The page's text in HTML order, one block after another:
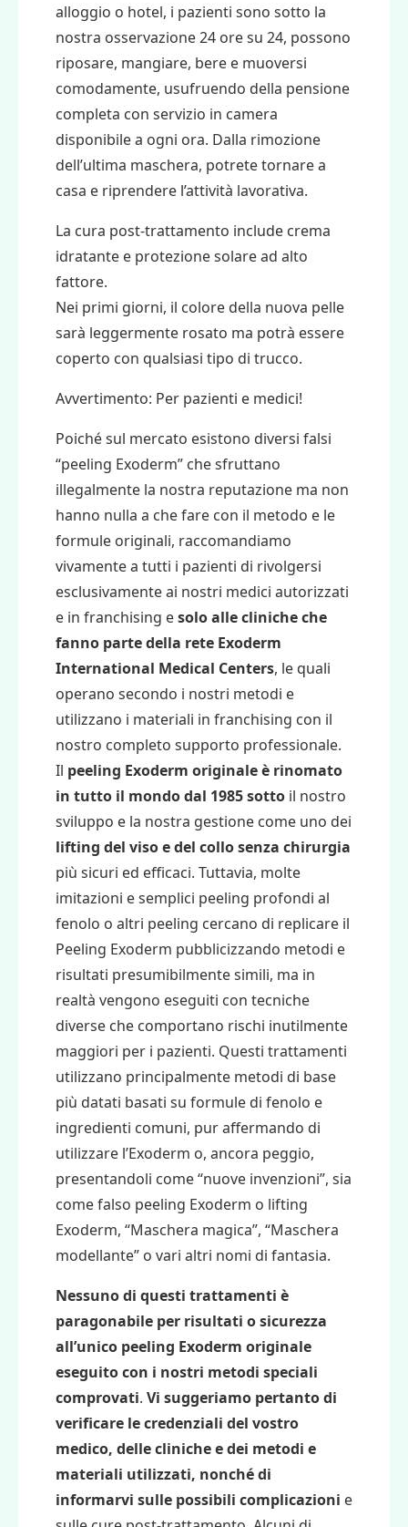
alloggio o hotel, i pazienti sono sotto la
nostra osservazione 24 ore su 24, possono
riposare, mangiare, bere e muoversi
comodamente, usufruendo della pensione
completa con servizio in camera
disponibile a ogni ora. Dalla rimozione
dell’ultima maschera, potrete tornare a
casa e riprendere l’attività lavorativa.
La cura post-trattamento include crema
idratante e protezione solare ad alto
fattore.
Nei primi giorni, il colore della nuova pelle
sarà leggermente rosato ma potrà essere
coperto con qualsiasi tipo di trucco.
Avvertimento: Per pazienti e medici!
Poiché sul mercato esistono diversi falsi
“peeling Exoderm” che sfruttano
illegalmente la nostra reputazione ma non
hanno nulla a che fare con il metodo e le
formule originali, raccomandiamo
vivamente a tutti i pazienti di rivolgersi
esclusivamente ai nostri medici autorizzati
e in franchising esolo alle cliniche che
fanno parte della rete Exoderm
International Medical Centers, le quali
operano secondo i nostri metodi e
utilizzano i materiali in franchising con il
nostro completo supporto professionale.
Il peeling Exoderm originale è rinomato
in tutto il mondo dal 1985 sottoil nostro
sviluppo e la nostra gestione come uno dei
lifting del viso e del collo senza chirurgia
più sicuri ed efficaci. Tuttavia, molte
imitazioni e semplici peeling profondi al
fenolo o altri peeling cercano di replicare il
Peeling Exoderm pubblicizzando metodi e
risultati presumibilmente simili, ma in
realtà vengono eseguiti con tecniche
diverse che comportano rischi inutilmente
maggiori per i pazienti. Questi trattamenti
utilizzano principalmente metodi di base
più datati basati su formule di fenolo e
ingredienti comuni, pur affermando di
utilizzare l’Exoderm o, ancora peggio,
presentandoli come “nuove invenzioni”, sia
comefalso peeling Exoderm o lifting
Exoderm, “Maschera magica”, “Maschera
modellante” o vari altri nomi di fantasia.
Nessuno di questi trattamenti è
paragonabile per risultati o sicurezza
all’unico peeling Exoderm originale
eseguito con i nostri metodi speciali
comprovati. Vi suggeriamo pertanto di
verificare le credenziali del vostro
medico, delle cliniche e dei metodi e
materiali utilizzati, nonché di
informarvi sulle possibili complicazioni e